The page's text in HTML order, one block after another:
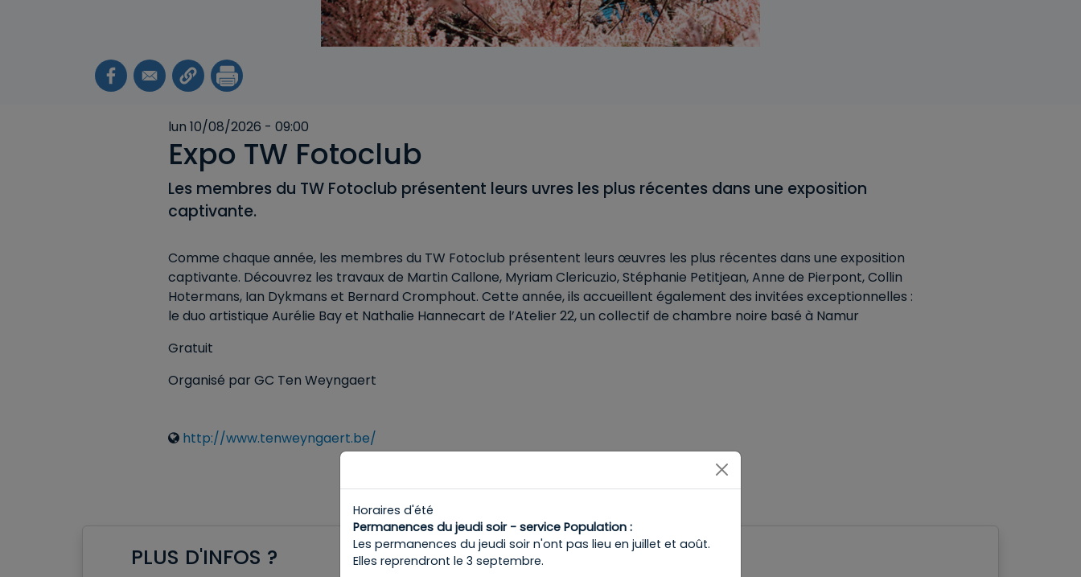
lun 10/08/2026 - 09:00
Expo TW Fotoclub
Les membres du TW Fotoclub présentent leurs uvres les plus récentes dans une exposition
captivante.
Comme chaque année, les membres du TW Fotoclub présentent leurs œuvres les plus récentes dans une exposition
captivante. Découvrez les travaux de Martin Callone, Myriam Clericuzio, Stéphanie Petitjean, Anne de Pierpont, Collin
Hotermans, Ian Dykmans et Bernard Cromphout. Cette année, ils accueillent également des invitées exceptionnelles :
le duo artistique Aurélie Bay et Nathalie Hannecart de l’Atelier 22, un collectif de chambre noire basé à Namur
Gratuit
Organisé par GC Ten Weyngaert
Lienshttp://www.tenweyngaert.be/
PLUS D'INFOS ?
Horaires d'été
Permanences du jeudi soir - service Population :
Les permanences du jeudi soir n'ont pas lieu en juillet et août.
Elles reprendront le 3 septembre.